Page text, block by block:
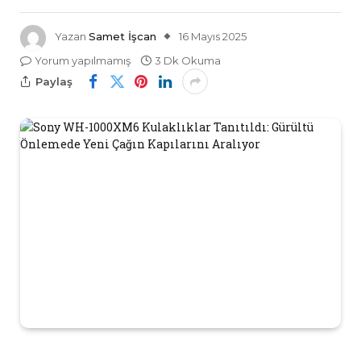
Yazan Samet İşcan
16 Mayıs 2025
Yorum yapılmamış
3 Dk Okuma
Paylaş